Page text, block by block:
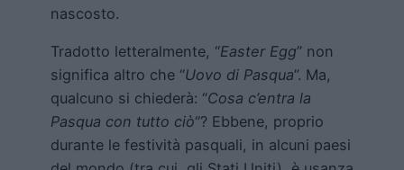
nascosto.
Tradotto letteralmente, “Easter Egg” non
significa altro che “Uovo di Pasqua”. Ma,
qualcuno si chiederà: “Cosa c’entra la
Pasqua con tutto ciò“? Ebbene, proprio
durante le festività pasquali, in alcuni paesi